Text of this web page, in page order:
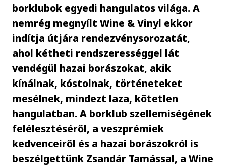
borklubok egyedi hangulatos világa. A
nemrég megnyílt Wine & Vinyl ekkor
indítja útjára rendezvénysorozatát,
ahol kétheti rendszerességgel lát
vendégül hazai borászokat, akik
kínálnak, kóstolnak, történeteket
mesélnek, mindezt laza, kötetlen
hangulatban. A borklub szellemiségének
felélesztéséről, a veszprémiek
kedvenceiről és a hazai borászokról is
beszélgettünk Zsandár Tamással, a Wine